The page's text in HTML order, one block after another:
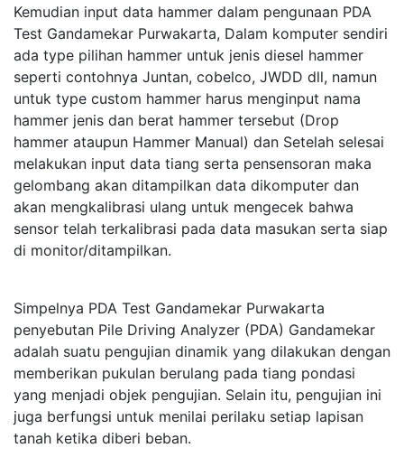
Kemudian input data hammer dalam pengunaan PDA
Test Gandamekar Purwakarta, Dalam komputer sendiri
ada type pilihan hammer untuk jenis diesel hammer
seperti contohnya Juntan, cobelco, JWDD dll, namun
untuk type custom hammer harus menginput nama
hammer jenis dan berat hammer tersebut (Drop
hammer ataupun Hammer Manual) dan Setelah selesai
melakukan input data tiang serta pensensoran maka
gelombang akan ditampilkan data dikomputer dan
akan mengkalibrasi ulang untuk mengecek bahwa
sensor telah terkalibrasi pada data masukan serta siap
di monitor/ditampilkan.
Simpelnya PDA Test Gandamekar Purwakarta
penyebutan Pile Driving Analyzer (PDA) Gandamekar
adalah suatu pengujian dinamik yang dilakukan dengan
memberikan pukulan berulang pada tiang pondasi
yang menjadi objek pengujian. Selain itu, pengujian ini
juga berfungsi untuk menilai perilaku setiap lapisan
tanah ketika diberi beban.